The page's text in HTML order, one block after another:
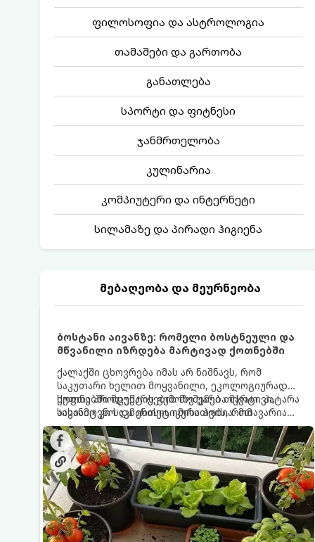
ფილოსოფია და ასტროლოგია
თამაშები და გართობა
განათლება
სპორტი და ფიტნესი
ჯანმრთელობა
კულინარია
კომპიუტერი და ინტერნეტი
სილამაზე და პირადი ჰიგიენა
მებაღეობა და მეურნეობა
ბოსტანი აივანზე: რომელი ბოსტნეული და
მწვანილი იზრდება მარტივად ქოთნებში
ქალაქში ცხოვრება იმას არ ნიშნავს, რომ
საკუთარი ხელით მოყვანილი, ეკოლოგიურად
სუფთა პროდუქტის გემოზე უარი თქვათ. პატარა
აივანიც კი საკმარისია იმისათვის, რომ
მოიწყოთ მინი-ბოსტანი, საიდანაც
ყოველდღიურად ახალ, არომატულ მწვანილსა
და ბოსტნეულს მოკრეფთ.
ქოთნებში მცენარეების მოშენება მარტივი,
სასიამოვნო და ესთეტიკური ჰობია. მთავარია
იცოდეთ, რომელი კულტურები ეგუებიან
ქოთნის პირობებს ყველაზე კარგად და როგორ
მოუაროთ მათ სწორად.